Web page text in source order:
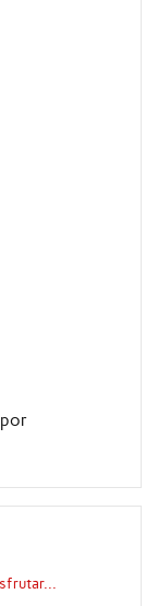
por